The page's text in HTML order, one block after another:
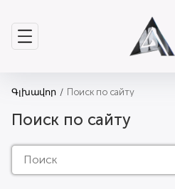
Գլխավոր Поиск по сайту
Поиск по сайту